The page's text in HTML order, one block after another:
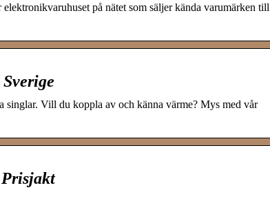
på nätet som säljer kända varumärken till
singlar. Vill du koppla av och känna värme? Mys med vår
Prisjakt